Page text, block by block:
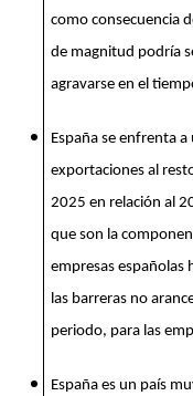
como consecuencia
de magnitud podría
agravarse en el
España se enfrenta
exportaciones al
2025 en relación al
que son la
empresas españolas
las barreras no
periodo, para las
España es un país